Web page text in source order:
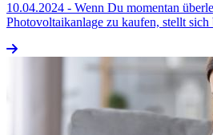
10.04.2024 - Wenn Du momentan
Photovoltaikanlage zu kaufen, stellt